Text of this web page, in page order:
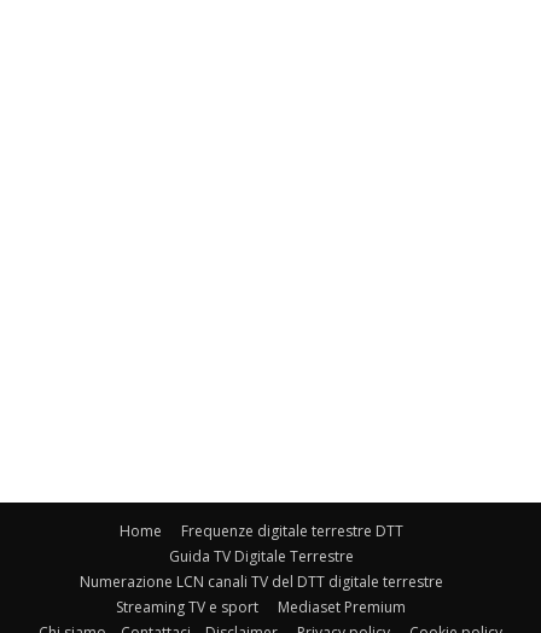
Home
Frequenze digitale terrestre DTT
Guida TV Digitale Terrestre
Numerazione LCN canali TV del DTT digitale terrestre
Streaming TV e sport
Mediaset Premium